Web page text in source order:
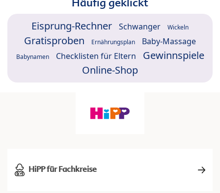
Eisprung-Rechner Schwanger Wickeln
Gratisproben Ernährungsplan Baby-Massage
Babynamen Checklisten für Eltern
Gewinnspiele
Online-Shop
HiPP für Fachkreise